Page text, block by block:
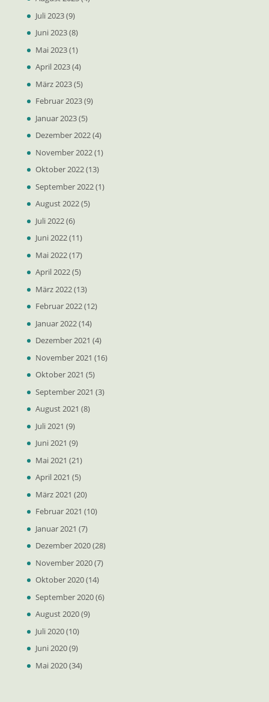
Juli 2023(9)
Juni 2023(8)
Mai 2023(1)
April 2023(4)
März 2023(5)
Februar 2023(9)
Januar 2023(5)
Dezember 2022(4)
November 2022(1)
Oktober 2022(13)
September 2022(1)
August 2022(5)
Juli 2022(6)
Juni 2022(11)
Mai 2022(17)
April 2022(5)
März 2022(13)
Februar 2022(12)
Januar 2022(14)
Dezember 2021 (4)
November 2021 (16)
Oktober 2021 (5)
September 2021 (3)
August 2021 (8)
Juli 2021 (9)
Juni 2021 (9)
Mai 2021 (21)
April 2021 (5)
März 2021 (20)
Februar 2021 (10)
Januar 2021 (7)
Dezember 2020(28)
November 2020(7)
Oktober 2020(14)
September 2020(6)
August 2020(9)
Juli 2020(10)
Juni 2020(9)
Mai 2020(34)